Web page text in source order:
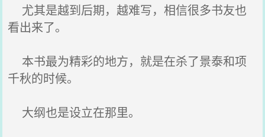
尤其是越到后期，越难写，相信很多书友也
看出来了。
本书最为精彩的地方，就是在杀了景泰和项
千秋的时候。
大纲也是设立在那里。